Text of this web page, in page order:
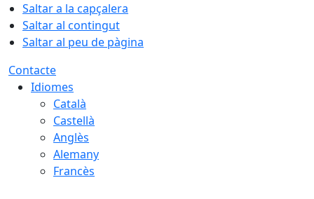
Saltar a la capçalera
Saltar al contingut
Saltar al peu de pàgina
Contacte
Idiomes
Català
Castellà
Anglès
Alemany
Francès